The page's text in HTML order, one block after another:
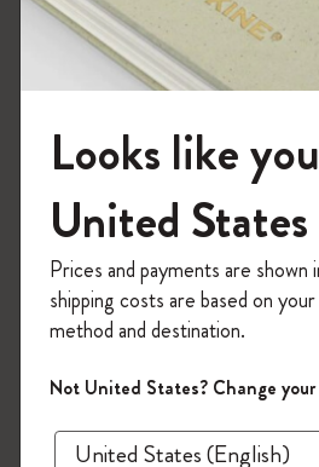
zoom.cta
モレスキンの世界
「WELCOME10」を入
文が10%オフ＋送料無料
ール・アウトレット
Moleskineアカウントを
ァーや会員特典、さらに
レーションを手に入
Looks like
United States
Prices and payments are
shipping costs are based on
method and destination.
Not United States? Change